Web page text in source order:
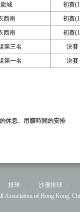
城 初賽
西南 初賽
西南 初賽
第三名 決賽
第一名 決賽
休息、用膳時間的安排
排球 沙灘排球
Association of Hong Kong,